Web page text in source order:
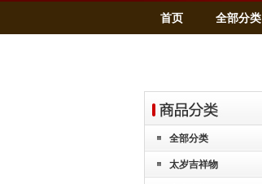
首页 全部分类
全部分类
太岁吉祥物